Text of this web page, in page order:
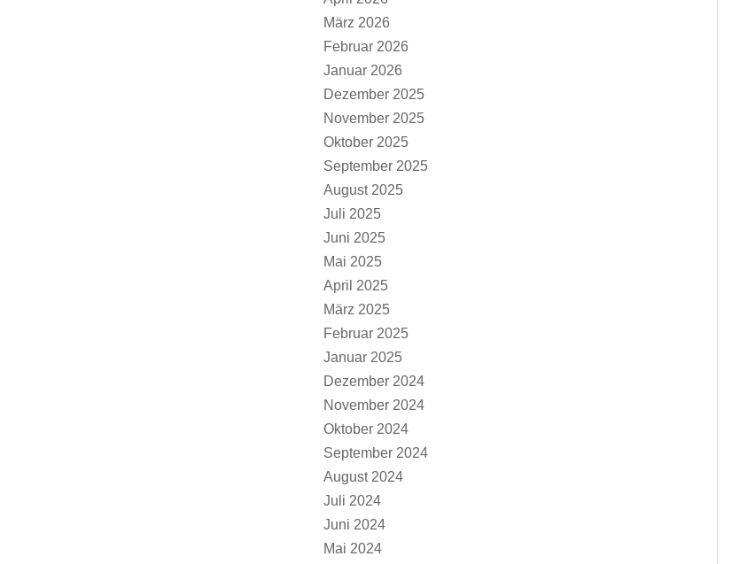
März 2026
Februar 2026
Januar 2026
Dezember 2025
November 2025
Oktober 2025
September 2025
August 2025
Juli 2025
Juni 2025
Mai 2025
April 2025
März 2025
Februar 2025
Januar 2025
Dezember 2024
November 2024
Oktober 2024
September 2024
August 2024
Juli 2024
Juni 2024
Mai 2024